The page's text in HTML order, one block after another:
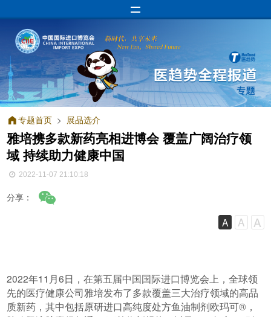
专题首页 > 展品选介
雅培携多款新药亮相进博会 覆盖广阔治疗领
域 持续助力健康中国
2022-11-07 21:10:18
分享：
A A A
2022年11月6日，在第五届中国国际进口博览会上，全球领
先的医疗健康公司雅培发布了多款覆盖三大治疗领域的高品
质新药，其中包括原研进口高纯度处方鱼油制剂欧玛可®，